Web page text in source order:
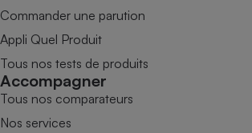
Commander une parution
Appli Quel Produit
Tous nos tests de produits
Accompagner
Tous nos comparateurs
Nos services